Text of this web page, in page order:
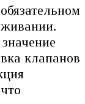
клапанов